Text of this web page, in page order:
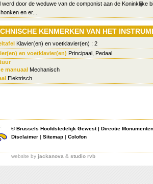
werd door de weduwe van de componist aan de Koninklijke
en er...
KENMERKEN VAN HET
Klavier(en) en voetklavier(en) : 2
en voetklavier(en) Principaal, Pedaal
manuaal Mechanisch
Elektrisch
©Brussels Hoofdstedelijk Gewest| Directie
Disclaimer | Sitemap | Colofon
website by jackanova & studio rvb